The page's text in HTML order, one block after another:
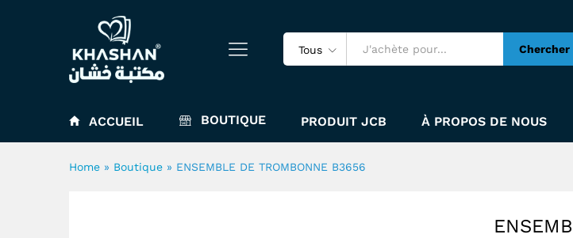
Tous Chercher
ACCUEIL BOUTIQUE PRODUIT JCB À PROPOS DE NOUS
Home » Boutique » ENSEMBLE DE TROMBONNE B3656